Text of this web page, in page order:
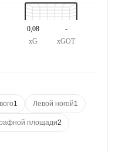
0,08
xG
-
xGOT
1 Левой ногой1
площади2